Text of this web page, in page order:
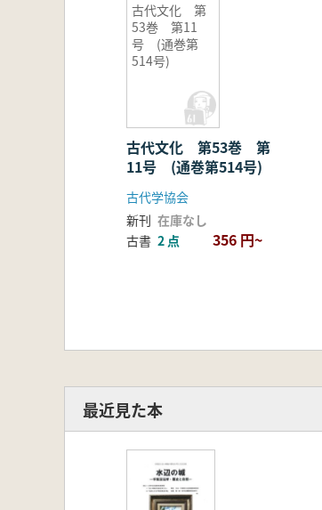
古代文化 第
53巻 第11
号 (通巻第
514号)
古代文化 第53巻 第
11号 (通巻第514号)
古代学協会
新刊 在庫なし
古書 2 点 356 円~
最近見た本